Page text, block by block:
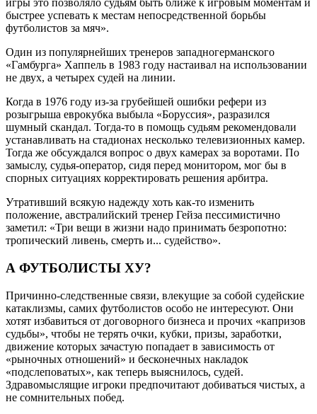
игры это позволяло судьям быть ближе к игровым моментам и
быстрее успевать к местам непосредственной борьбы
футболистов за мяч».
Один из популярнейших тренеров западногерманского
«Гамбурга» Хаппель в 1983 году настаивал на использовании
не двух, а четырех судей на линии.
Когда в 1976 году из-за грубейшей ошибки рефери из
розыгрыша еврокубка выбыла «Боруссия», разразился
шумный скандал. Тогда-то в помощь судьям рекомендовали
устанавливать на стадионах несколько телевизионных камер.
Тогда же обсуждался вопрос о двух камерах за воротами. По
замыслу, судья-оператор, сидя перед монитором, мог бы в
спорных ситуациях корректировать решения арбитра.
Утративший всякую надежду хоть как-то изменить
положение, австралийский тренер Гейза пессимистично
заметил: «Три вещи в жизни надо принимать безропотно:
тропический ливень, смерть и... судейство».
А ФУТБОЛИСТЫ ХУ?
Причинно-следственные связи, влекущие за собой судейские
катаклизмы, самих футболистов особо не интересуют. Они
хотят избавиться от договорного бизнеса и прочих «капризов
судьбы», чтобы не терять очки, кубки, призы, заработки,
движение которых зачастую попадает в зависимость от
«рыночных отношений» и бесконечных накладок
«подслеповатых», как теперь выяснилось, судей.
Здравомыслящие игроки предпочитают добиваться чистых, а
не сомнительных побед.